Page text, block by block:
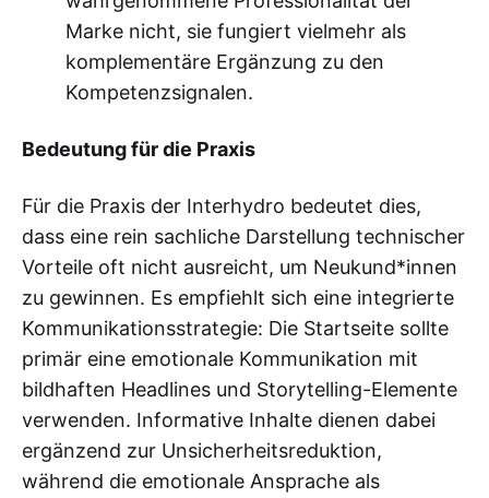
Marke nicht, sie fungiert vielmehr als
komplementäre Ergänzung zu den
Kompetenzsignalen.
Bedeutung für die Praxis
Für die Praxis der Interhydro bedeutet dies,
dass eine rein sachliche Darstellung technischer
Vorteile oft nicht ausreicht, um Neukund*innen
zu gewinnen. Es empfiehlt sich eine integrierte
Kommunikationsstrategie: Die Startseite sollte
primär eine emotionale Kommunikation mit
bildhaften Headlines und Storytelling-Elemente
verwenden. Informative Inhalte dienen dabei
ergänzend zur Unsicherheitsreduktion,
während die emotionale Ansprache als